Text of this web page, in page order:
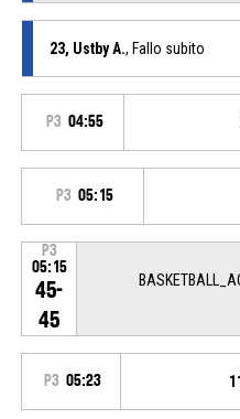
23, Ustby A., Fallo subito
P3 04:55
P3 05:15
P3
05:15
45-
45
P3 05:23